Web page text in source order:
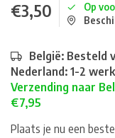
€3,50
Op
België: Besteld
Nederland: 1-2
Verzending naar
€7,95
Plaats je nu een